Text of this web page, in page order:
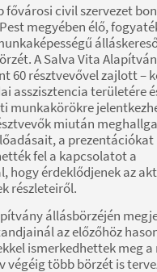
fővárosi civil szervezet
megyében élő,
A Salva Vita
60 résztvevővel zajlott –
asszisztencia területére
munkakörökre
miután
a prezentációkat
fel a kapcsolatot a
hogy érdeklődjenek az
részleteiről.
állásbörzéjén
az előzőhöz
ismerkedhettek meg a
végéig több börzét is